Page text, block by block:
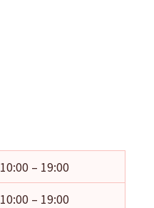
10:00 – 19:00
10:00 – 19:00